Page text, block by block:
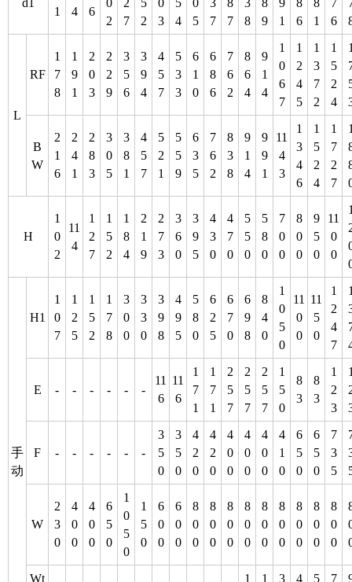
d1
1
4
6
0
2
2
7
5
2
0
3
5
4
0
5
3
7
8
7
3
8
8
9
9
1
8
6
8
1
7
6
L
RF
1
7
8
1
9
1
2
0
3
2
2
9
3
5
6
3
9
4
4
5
7
5
3
3
6
1
0
6
8
6
7
6
2
8
6
4
9
1
4
1
0
6
7
1
2
4
5
1
3
7
2
1
5
2
4
B
W
2
1
6
2
4
1
2
8
3
3
0
5
3
8
1
4
5
7
5
2
1
5
5
9
6
3
5
7
6
2
8
3
8
9
1
4
9
9
1
11
4
3
1
3
4
6
1
5
2
4
1
7
2
7
H
1
0
2
11
4
1
2
7
1
5
2
1
8
4
2
1
9
2
7
3
3
6
0
3
9
5
4
3
0
4
7
0
5
5
0
5
8
0
7
0
0
8
0
0
9
5
0
11
0
0
手
动
H1
1
0
7
1
2
5
1
5
2
1
7
8
3
0
0
3
3
0
3
9
8
4
9
5
5
8
0
6
2
5
6
7
0
6
9
8
8
4
0
1
0
5
0
11
0
0
11
5
0
1
2
4
7
E - - - - - -
11
6
11
6
1
7
1
1
7
1
2
5
7
2
5
7
2
5
7
1
5
0
8
3
8
3
1
2
3
F - - - - - -
3
5
0
3
5
0
4
2
0
4
2
0
4
0
0
4
0
0
4
0
0
4
1
0
6
5
0
6
5
0
7
3
5
W
2
3
0
4
0
0
4
0
0
6
5
0
1
0
5
0
1
5
0
6
0
0
6
0
0
8
0
0
8
0
0
8
0
0
8
0
0
8
0
0
8
0
0
8
0
0
8
0
0
8
0
0
Wt
1
1
3
4
5
7